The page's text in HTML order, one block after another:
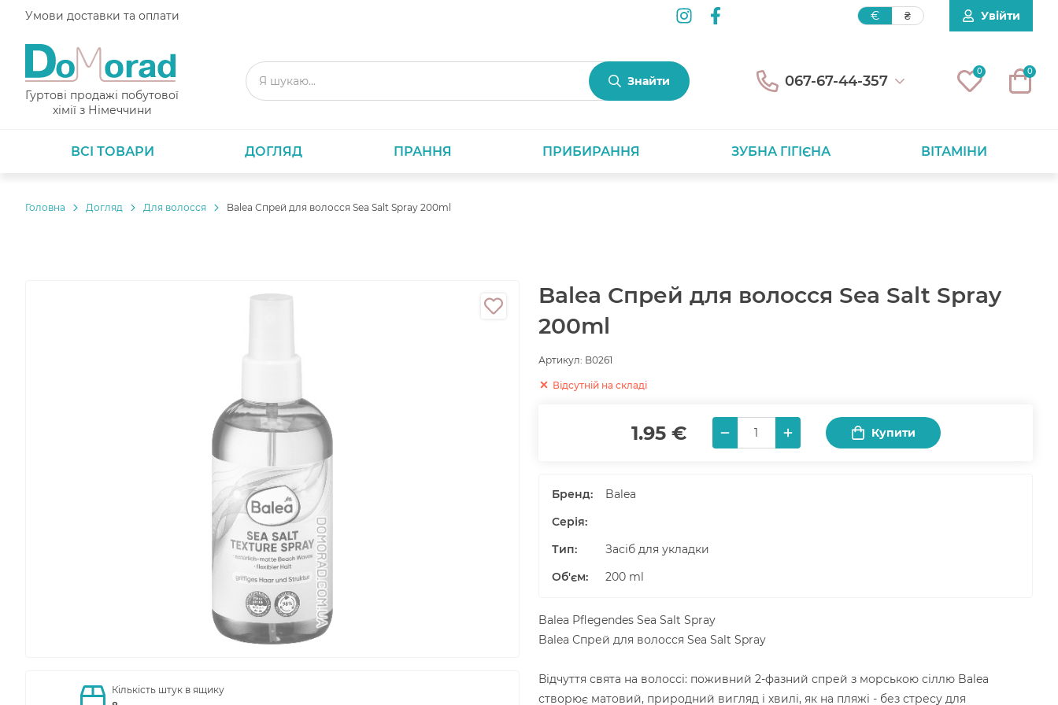
Умови доставки та оплати € ₴ Увійти
Гуртові продажі побутової
хімії з Німеччини
Знайти 067-67-44-357
0 0
ВСІ ТОВАРИ ДОГЛЯД ПРАННЯ ПРИБИРАННЯ ЗУБНА ГІГІЄНА ВІТАМІНИ
Головнa Догляд Для волосся Balea Спрей для волосся Sea Salt Spray 200ml
Кількість штук в ящику
Balea Спрей для волосся Sea Salt Spray
200ml
Артикул: B0261
Відсутній на складі
1.95 € Купити
Бренд:
Balea
Серія:
Тип:
Засіб для укладки
Об'єм: 200 ml
Balea Pflegendes Sea Salt Spray
Balea Спрей для волосся Sea Salt Spray
Відчуття свята на волоссі: поживний 2-фазний спрей з морською сіллю Balea
створює матовий, природний вигляд і хвилі, як на пляжі - без стресу для